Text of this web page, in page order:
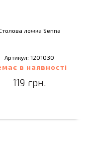
ложка Senna
Артикул: 1201030
в наявності
119 грн.